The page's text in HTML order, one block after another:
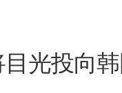
光投向